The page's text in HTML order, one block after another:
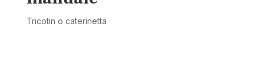
Tricotin o caterinetta